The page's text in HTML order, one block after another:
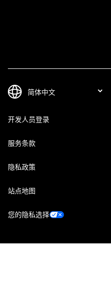
开发人员登录
服务条款
隐私政策
站点地图
您的隐私选择